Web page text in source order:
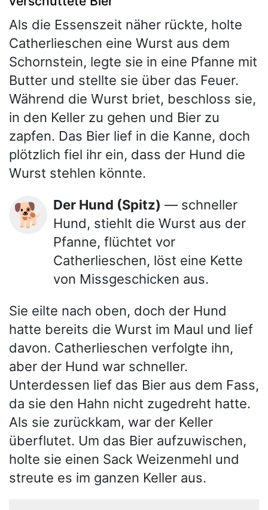
Als die Essenszeit näher rückte, holte
Catherlieschen eine Wurst aus dem
Schornstein, legte sie in eine Pfanne mit
Butter und stellte sie über das Feuer.
Während die Wurst briet, beschloss sie,
in den Keller zu gehen und Bier zu
zapfen. Das Bier lief in die Kanne, doch
plötzlich fiel ihr ein, dass der Hund die
Wurst stehlen könnte.
🐕 Der Hund (Spitz) — schneller
Hund, stiehlt die Wurst aus der
Pfanne, flüchtet vor
Catherlieschen, löst eine Kette
von Missgeschicken aus.
Sie eilte nach oben, doch der Hund
hatte bereits die Wurst im Maul und lief
davon. Catherlieschen verfolgte ihn,
aber der Hund war schneller.
Unterdessen lief das Bier aus dem Fass,
da sie den Hahn nicht zugedreht hatte.
Als sie zurückkam, war der Keller
überflutet. Um das Bier aufzuwischen,
holte sie einen Sack Weizenmehl und
streute es im ganzen Keller aus.